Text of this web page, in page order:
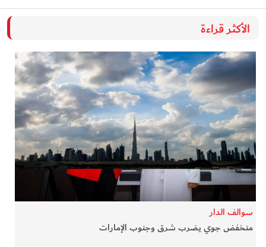
الرئيسيــة
سوالف الدار
بيزنس
في المرمى
وثائقيات الخور
فن وثقافة
كوكب دبي
الأكثر قراءة
سوالف الدار
منخفض جوي يضرب شرق وجنوب الإمارات